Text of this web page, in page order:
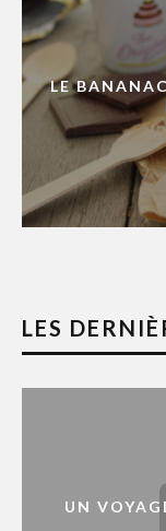
LE
LES
UN